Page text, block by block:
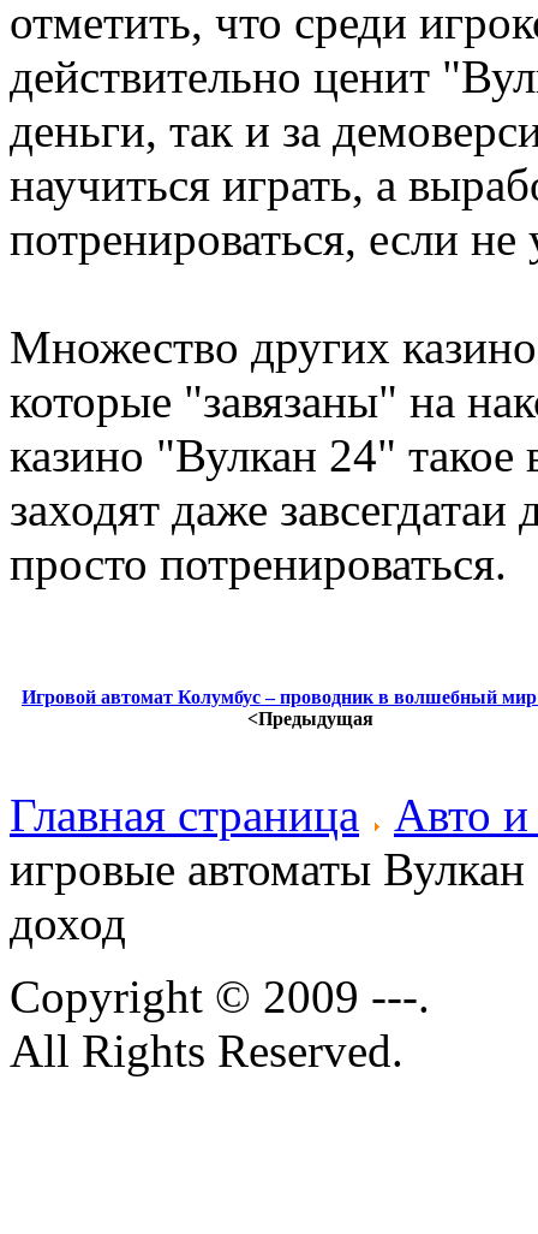
отметить, что среди
действительно ценит
деньги, так и за
научиться играть, а
потренироваться, если не
Множество других
которые "завязаны" на
казино "Вулкан 24"
заходят даже
просто потренироваться.
Игровой автомат Колумбус – проводник в волшебный мир
<Предыдущая
Главная страница
Авто
игровые автоматы
доход
Copyright © 2009 ---.
All Rights Reserved.